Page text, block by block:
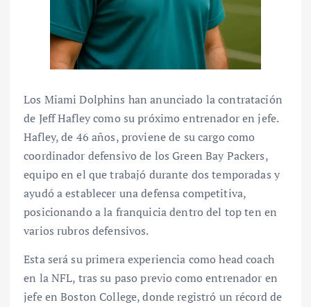
Los Miami Dolphins han anunciado la contratación
de Jeff Hafley como su próximo entrenador en jefe.
Hafley, de 46 años, proviene de su cargo como
coordinador defensivo de los Green Bay Packers,
equipo en el que trabajó durante dos temporadas y
ayudó a establecer una defensa competitiva,
posicionando a la franquicia dentro del top ten en
varios rubros defensivos.
Esta será su primera experiencia como head coach
en la NFL, tras su paso previo como entrenador en
jefe en Boston College, donde registró un récord de